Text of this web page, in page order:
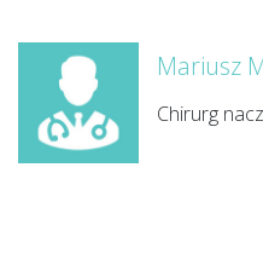
Mariusz
Chirurg